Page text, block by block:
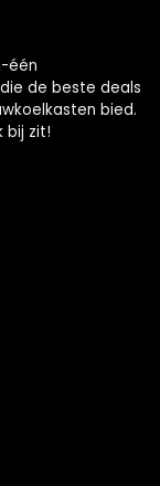
één
de beste deals
bied.
bij zit!